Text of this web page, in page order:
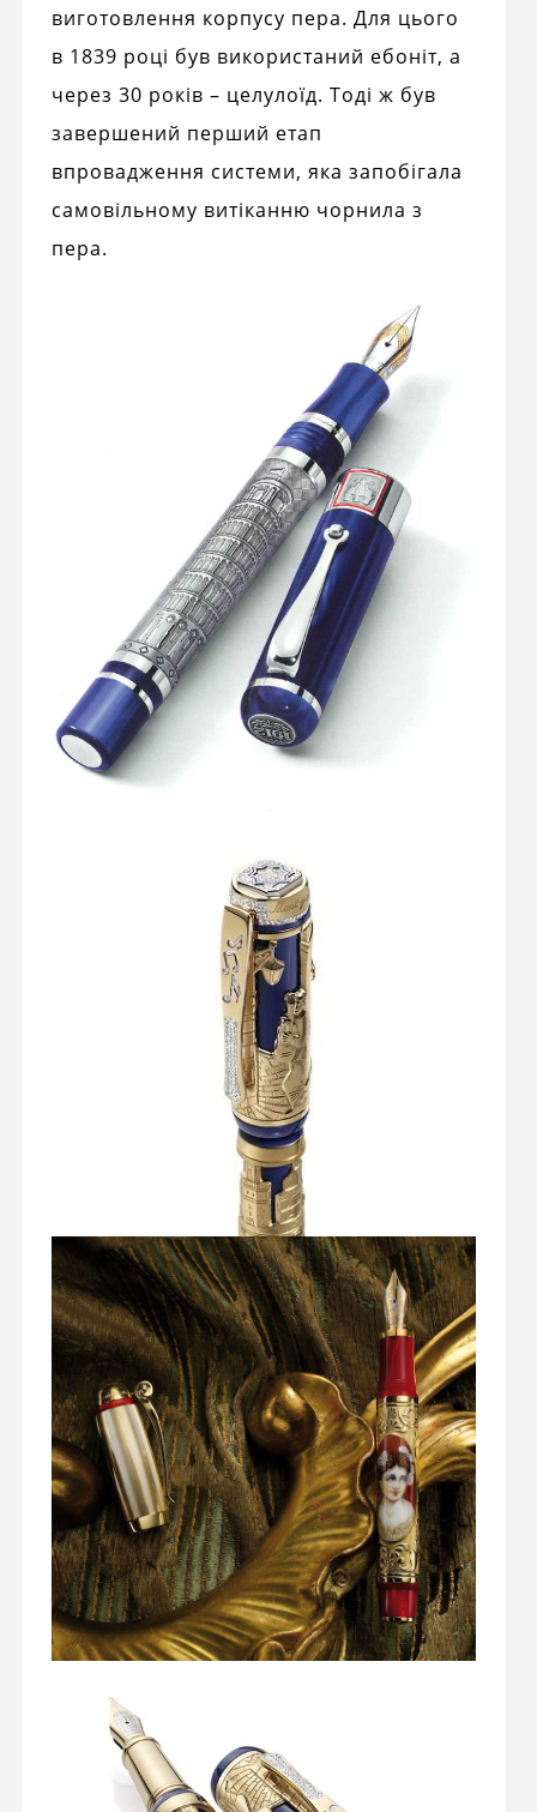
виготовлення корпусу пера. Для цього
в 1839 році був використаний ебоніт, а
через 30 років – целулоїд. Тоді ж був
завершений перший етап
впровадження системи, яка запобігала
самовільному витіканню чорнила з
пера.